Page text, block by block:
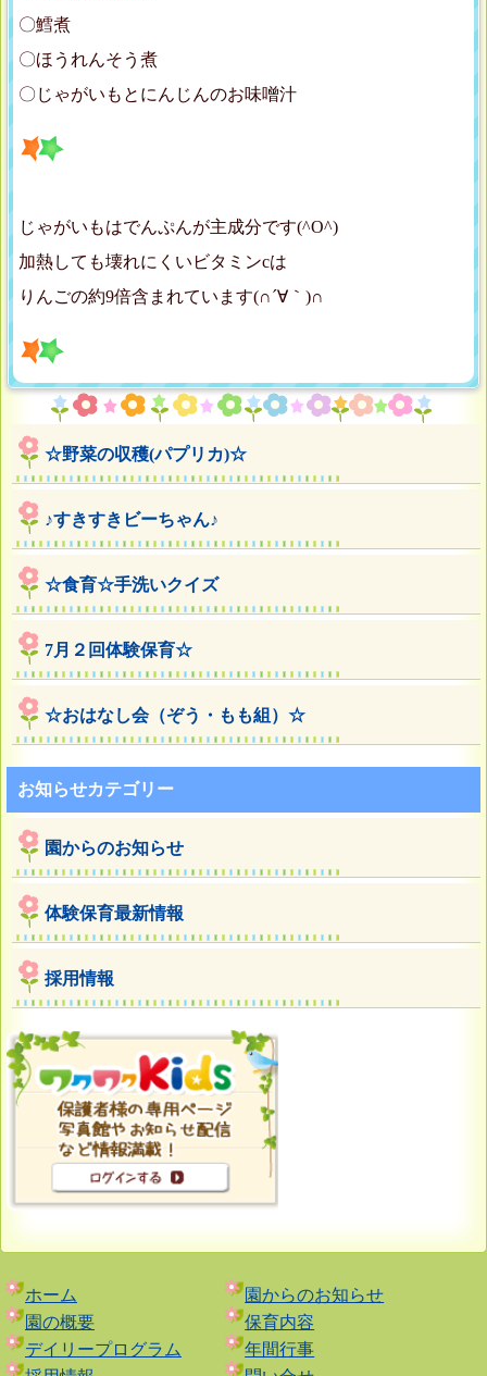
〇鱈煮
〇ほうれんそう煮
〇じゃがいもとにんじんのお味噌汁
じゃがいもはでんぷんが主成分です(^O^)
加熱しても壊れにくいビタミンcは
りんごの約9倍含まれています(∩´∀｀)∩
☆野菜の収穫(パプリカ)☆
♪すきすきビーちゃん♪
☆食育☆手洗いクイズ
7月２回体験保育☆
☆おはなし会（ぞう・もも組）☆
お知らせカテゴリー
園からのお知らせ
体験保育最新情報
採用情報
ホーム
園からのお知らせ
園の概要
保育内容
デイリープログラム
年間行事